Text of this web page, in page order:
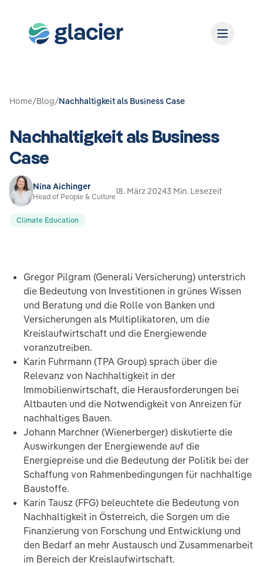
Home/Blog/Nachhaltigkeit als Business Case
Nachhaltigkeit als Business
Case
Nina Aichinger
Head of People & Culture
18. März 20243 Min. Lesezeit
Climate Education
Gregor Pilgram (Generali Versicherung) unterstrich
die Bedeutung von Investitionen in grünes Wissen
und Beratung und die Rolle von Banken und
Versicherungen als Multiplikatoren, um die
Kreislaufwirtschaft und die Energiewende
voranzutreiben.
Karin Fuhrmann (TPA Group) sprach über die
Relevanz von Nachhaltigkeit in der
Immobilienwirtschaft, die Herausforderungen bei
Altbauten und die Notwendigkeit von Anreizen für
nachhaltiges Bauen.
Johann Marchner (Wienerberger) diskutierte die
Auswirkungen der Energiewende auf die
Energiepreise und die Bedeutung der Politik bei der
Schaffung von Rahmenbedingungen für nachhaltige
Baustoffe.
Karin Tausz (FFG) beleuchtete die Bedeutung von
Nachhaltigkeit in Österreich, die Sorgen um die
Finanzierung von Forschung und Entwicklung und
den Bedarf an mehr Austausch und Zusammenarbeit
im Bereich der Kreislaufwirtschaft.